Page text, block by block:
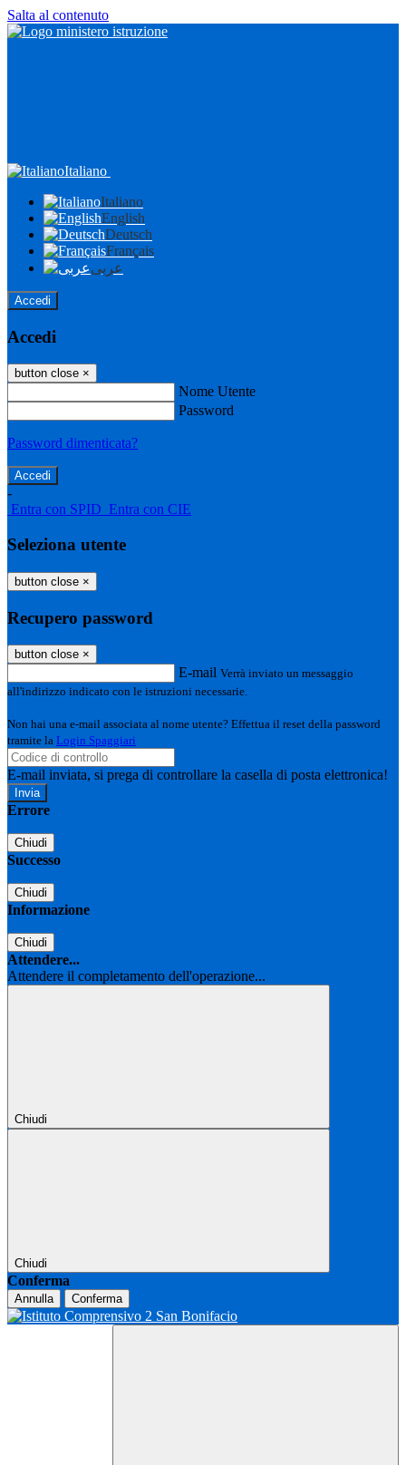
Salta al contenuto
Italiano
Italiano
English
Deutsch
Français
عربى
Accedi
Accedi
button close ×
Nome Utente
Password
Password dimenticata?
-
Entra con SPID Entra con CIE
Seleziona utente
button close ×
Recupero password
button close ×
E-mail Verrà inviato un messaggio
all'indirizzo indicato con le istruzioni necessarie.
Non hai una e-mail associata al nome utente? Effettua il reset della password
tramite la Login Spaggiari
E-mail inviata, si prega di controllare la casella di posta elettronica!
Errore
Chiudi
Successo
Chiudi
Informazione
Chiudi
Attendere...
Attendere il completamento dell'operazione...
Chiudi
Chiudi
Conferma
Annulla Conferma